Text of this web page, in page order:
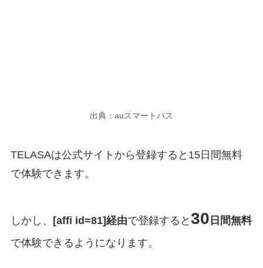
出典：auスマートパス
TELASAは公式サイトから登録すると15日間無料
で体験できます。
しかし、 [affi id=81]経由で登録すると 30 日間無料
で体験できるようになります。